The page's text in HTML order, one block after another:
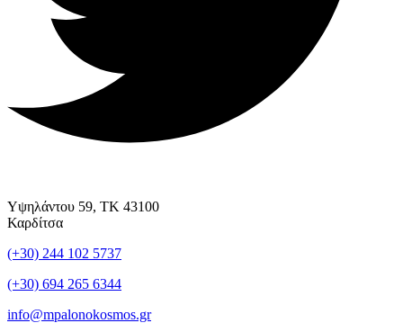
Υψηλάντου 59, ΤΚ 43100
Καρδίτσα
(+30) 244 102 5737
(+30) 694 265 6344
info@mpalonokosmos.gr